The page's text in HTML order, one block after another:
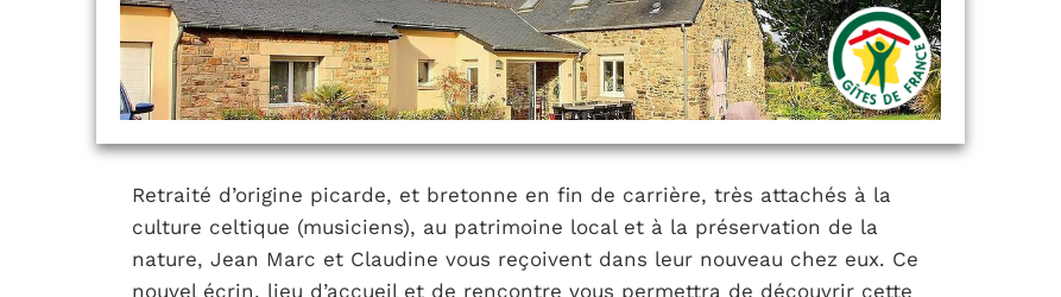
Retraité d’origine picarde, et bretonne en fin de carrière, très attachés à la
culture celtique (musiciens), au patrimoine local et à la préservation de la
nature, Jean Marc et Claudine vous reçoivent dans leur nouveau chez eux. Ce
nouvel écrin, lieu d’accueil et de rencontre vous permettra de découvrir cette